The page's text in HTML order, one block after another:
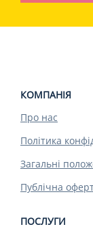
КОМПАНІЯ
Про нас
Політика
Загальні
Публічна
ПОСЛУГИ